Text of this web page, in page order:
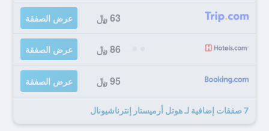
63 ﷼ عرض الصفقة
86 ﷼ عرض الصفقة
95 ﷼ عرض الصفقة
7 صفقات إضافية لـ هوتل أرميستار إنترناشيونال